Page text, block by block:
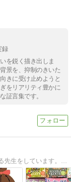
録
を鋭く描き出しま
景を、抑制のきいた
きに受け止めようと
をリアリティ豊かに
証言集です。
シドニーの英語学校で留学生に英語を教える先生をしています。児童英語教育、バイリンガル育児、J-sHINE講師、シドニーで保育士の経験を活かして、日々英語教育に取り組んでいます。英語絵本、大好き！シドニー在住、23年。